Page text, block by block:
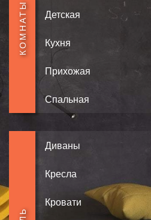
КОМНАТЫ Детская
Кухня
Прихожая
Спальная
Диваны
Кресла
Кровати